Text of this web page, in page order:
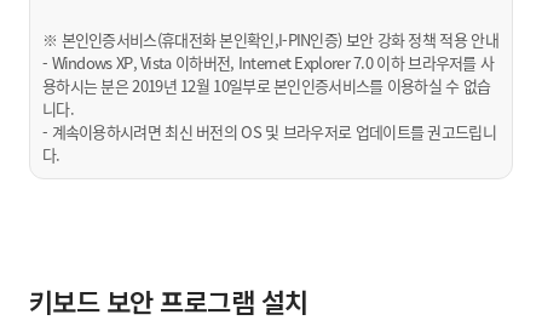
※ 본인인증서비스(휴대전화 본인확인,I-PIN인증) 보안 강화 정책 적용 안내
- Windows XP, Vista 이하버전, Internet Explorer 7.0 이하 브라우저를 사
용하시는 분은 2019년 12월 10일부로 본인인증서비스를 이용하실 수 없습
니다.
- 계속이용하시려면 최신 버전의 OS 및 브라우저로 업데이트를 권고드립니
다.
키보드 보안 프로그램 설치